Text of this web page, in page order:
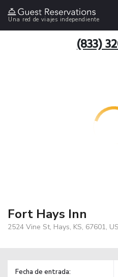
Una red de viajes independiente
(833)
Fort Hays Inn
2524 Vine St, Hays, KS, 67601, US
Fecha de entrada: